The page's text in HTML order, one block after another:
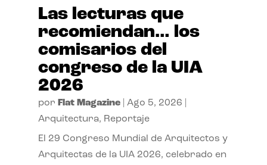
Las lecturas que
recomiendan… los
comisarios del
congreso de la UIA
2026
por Flat Magazine| Ago 5, 2026
Arquitectura, Reportaje
El 29 Congreso Mundial de Arquitectos y
Arquitectas de la UIA 2026, celebrado en